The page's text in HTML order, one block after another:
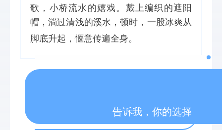
歌，小桥流水的嬉戏。戴上编织的遮阳
帽，淌过清浅的溪水，顿时，一股冰爽从
脚底升起，惬意传遍全身。
告诉我，你的选择